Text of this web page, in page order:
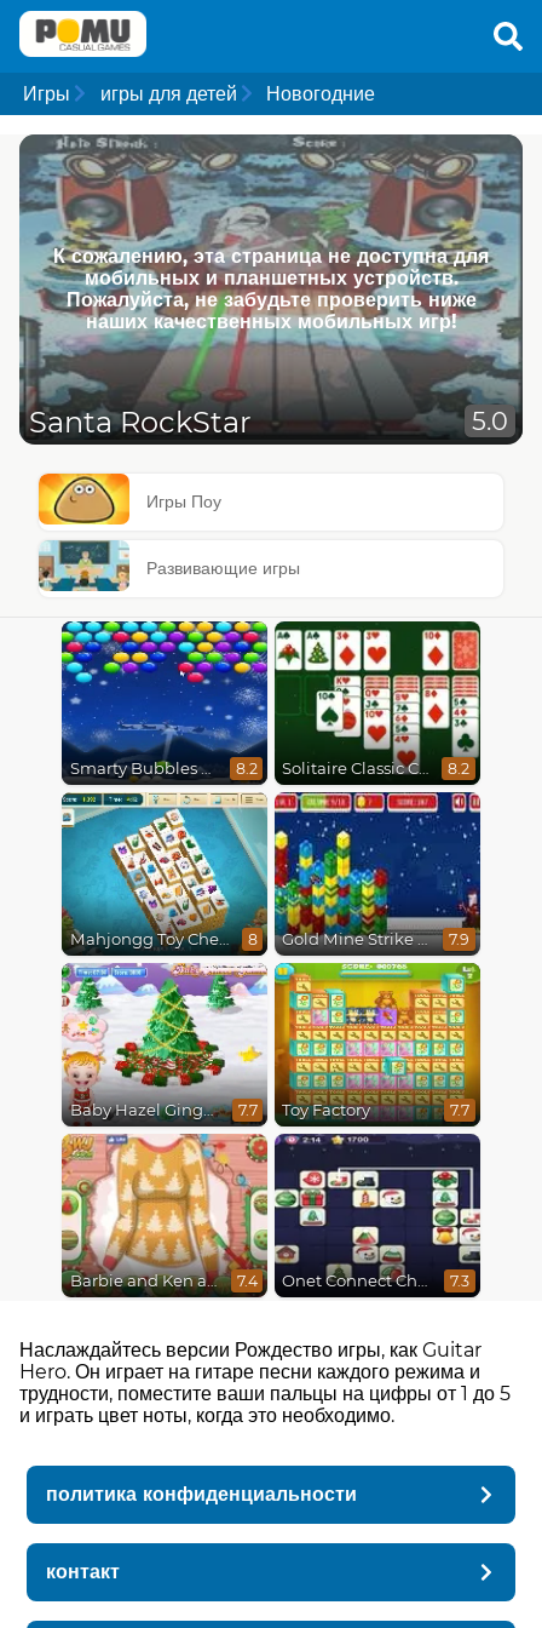
Игры игры для детей Новогодние
К сожалению, эта страница не доступна для
мобильных и планшетных устройств.
Пожалуйста, не забудьте проверить ниже
наших качественных мобильных игр!
Santa RockStar 5.0
Игры Поу
Развивающие игры
Smarty Bubbles X-Mas Edition 8.2 Solitaire Classic Christmas 8.2
Mahjongg Toy Chest 8 Gold Mine Strike Christmas 7.9
Baby Hazel Gingerbread House 7.7 Toy Factory 7.7
Barbie and Ken a Perfect Christmas 7.4 Onet Connect Christmas 7.3
Наслаждайтесь версии Рождество игры, как Guitar
Hero. Он играет на гитаре песни каждого режима и
трудности, поместите ваши пальцы на цифры от 1 до 5
и играть цвет ноты, когда это необходимо.
политика конфиденциальности
контакт